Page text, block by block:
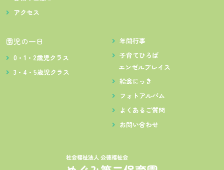
アクセス
園児の一日
0・1・2歳児クラス
3・4・5歳児クラス
年間行事
子育てひろば
エンゼルプレイス
給食にっき
フォトアルバム
よくあるご質問
お問い合わせ